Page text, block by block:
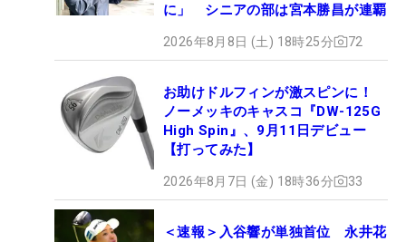
に」 シニアの部は宮本勝昌が連覇
2026年8月8日 (土) 18時25分 72
お助けドルフィンが激スピンに！
ノーメッキのキャスコ『DW-125G
High Spin』、9月11日デビュー
【打ってみた】
2026年8月7日 (金) 18時36分 33
＜速報＞入谷響が単独首位 永井花